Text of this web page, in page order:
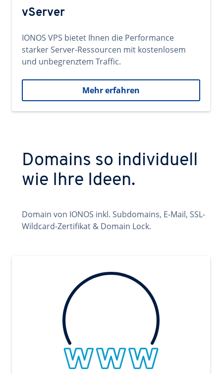
vServer
IONOS VPS bietet Ihnen die Performance
starker Server-Ressourcen mit kostenlosem
und unbegrenztem Traffic.
Mehr erfahren
Domains so individuell
wie Ihre Ideen.
Domain von IONOS inkl. Subdomains, E-Mail, SSL-
Wildcard-Zertifikat & Domain Lock.